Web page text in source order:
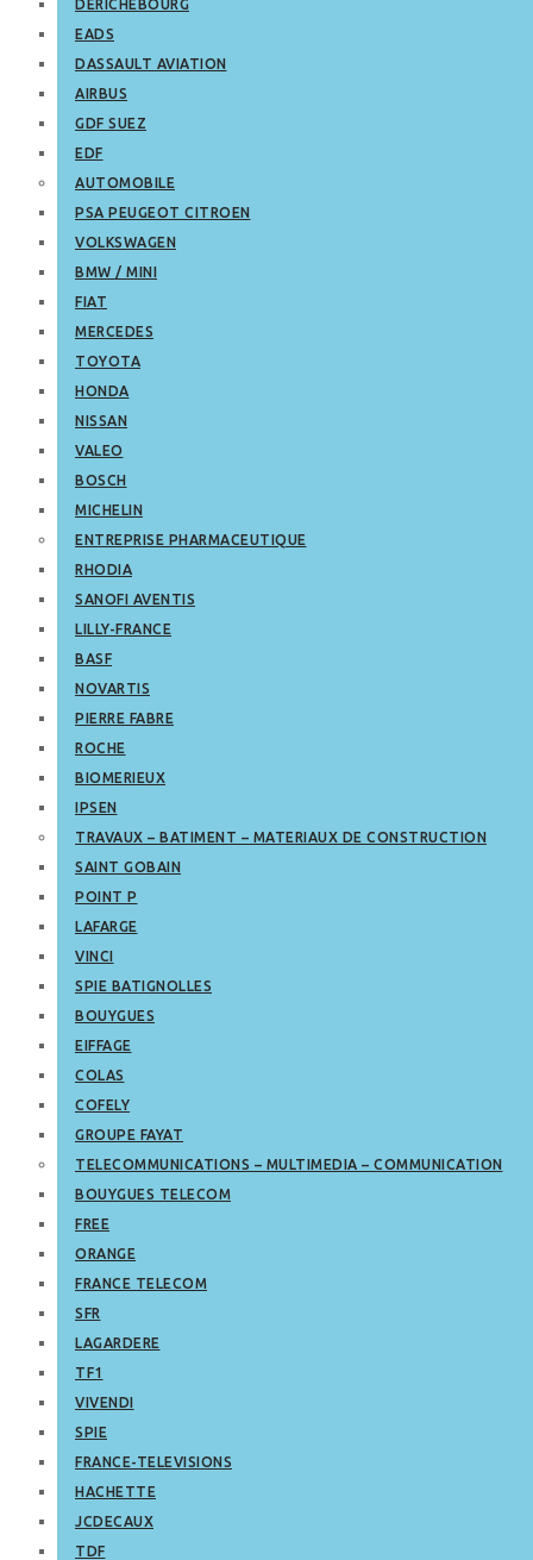
DERICHEBOURG
EADS
DASSAULT AVIATION
AIRBUS
GDF SUEZ
EDF
AUTOMOBILE
PSA PEUGEOT CITROEN
VOLKSWAGEN
BMW / MINI
FIAT
MERCEDES
TOYOTA
HONDA
NISSAN
VALEO
BOSCH
MICHELIN
ENTREPRISE PHARMACEUTIQUE
RHODIA
SANOFI AVENTIS
LILLY-FRANCE
BASF
NOVARTIS
PIERRE FABRE
ROCHE
BIOMERIEUX
IPSEN
TRAVAUX – BATIMENT – MATERIAUX DE CONSTRUCTION
SAINT GOBAIN
POINT P
LAFARGE
VINCI
SPIE BATIGNOLLES
BOUYGUES
EIFFAGE
COLAS
COFELY
GROUPE FAYAT
TELECOMMUNICATIONS – MULTIMEDIA – COMMUNICATION
BOUYGUES TELECOM
FREE
ORANGE
FRANCE TELECOM
SFR
LAGARDERE
TF1
VIVENDI
SPIE
FRANCE-TELEVISIONS
HACHETTE
JCDECAUX
TDF